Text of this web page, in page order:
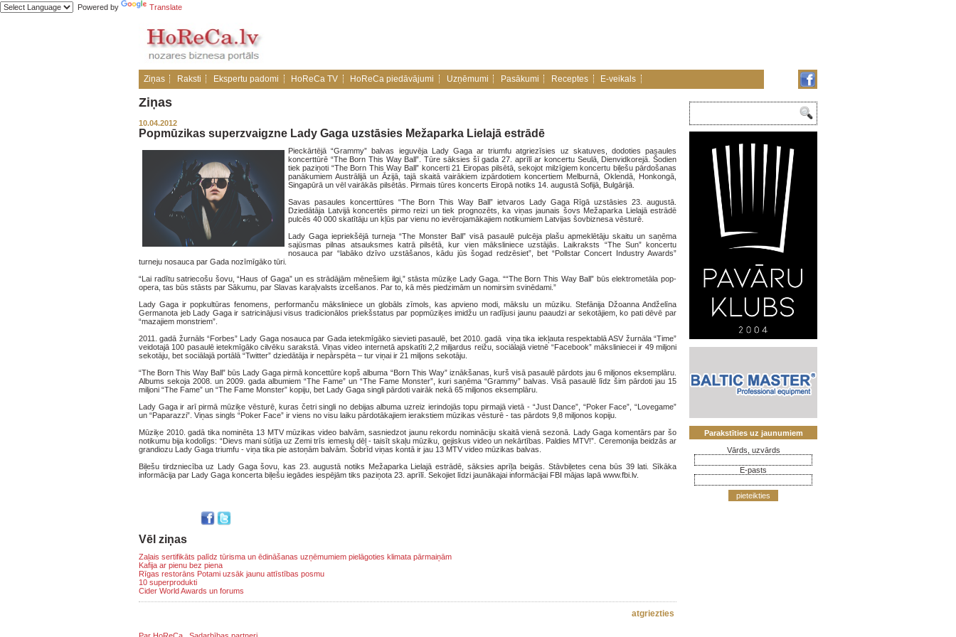
Powered by Translate
Ziņas Raksti Ekspertu padomi HoReCa TV HoReCa piedāvājumi Uzņēmumi Pasākumi Receptes E-veikals
Ziņas
10.04.2012
Popmūzikas superzvaigzne Lady Gaga uzstāsies Mežaparka Lielajā estrādē
Pieckārtējā “Grammy” balvas ieguvēja Lady Gaga ar triumfu atgriezīsies uz skatuves, dodoties pasaules
koncerttūrē “The Born This Way Ball”. Tūre sāksies šī gada 27. aprīlī ar koncertu Seulā, Dienvidkorejā. Šodien
tiek paziņoti “The Born This Way Ball” koncerti 21 Eiropas pilsētā, sekojot milzīgiem koncertu biļešu pārdošanas
panākumiem Austrālijā un Āzijā, tajā skaitā vairākiem izpārdotiem koncertiem Melburnā, Oklendā, Honkongā,
Singapūrā un vēl vairākās pilsētās. Pirmais tūres koncerts Eiropā notiks 14. augustā Sofijā, Bulgārijā.
Savas pasaules koncerttūres “The Born This Way Ball” ietvaros Lady Gaga Rīgā uzstāsies 23. augustā.
Dziedātāja Latvijā koncertēs pirmo reizi un tiek prognozēts, ka viņas jaunais šovs Mežaparka Lielajā estrādē
pulcēs 40 000 skatītāju un kļūs par vienu no ievērojamākajiem notikumiem Latvijas šovbiznesa vēsturē.
Lady Gaga iepriekšējā turneja “The Monster Ball” visā pasaulē pulcēja plašu apmeklētāju skaitu un saņēma
sajūsmas pilnas atsauksmes katrā pilsētā, kur vien māksliniece uzstājās. Laikraksts “The Sun” koncertu
nosauca par “labāko dzīvo uzstāšanos, kādu jūs šogad redzēsiet”, bet “Pollstar Concert Industry Awards”
turneju nosauca par Gada nozīmīgāko tūri.
“Lai radītu satriecošu šovu, “Haus of Gaga” un es strādājām mēnešiem ilgi,” stāsta mūziķe Lady Gaga. ““The Born This Way Ball” būs elektrometāla pop-
opera, tas būs stāsts par Sākumu, par Slavas karaļvalsts izcelšanos. Par to, kā mēs piedzimām un nomirsim svinēdami.”
Lady Gaga ir popkultūras fenomens, performanču māksliniece un globāls zīmols, kas apvieno modi, mākslu un mūziku. Stefānija Džoanna Andželīna
Germanota jeb Lady Gaga ir satricinājusi visus tradicionālos priekšstatus par popmūziķes imidžu un radījusi jaunu paaudzi ar sekotājiem, ko pati dēvē par
“mazajiem monstriem”.
2011. gadā žurnāls “Forbes” Lady Gaga nosauca par Gada ietekmīgāko sievieti pasaulē, bet 2010. gadā viņa tika iekļauta respektablā ASV žurnāla “Time”
veidotajā 100 pasaulē ietekmīgāko cilvēku sarakstā. Viņas video internetā apskatīti 2,2 miljardus reižu, sociālajā vietnē “Facebook” māksliniecei ir 49 miljoni
sekotāju, bet sociālajā portālā “Twitter” dziedātāja ir nepārspēta – tur viņai ir 21 miljons sekotāju.
“The Born This Way Ball” būs Lady Gaga pirmā koncettūre kopš albuma “Born This Way” iznākšanas, kurš visā pasaulē pārdots jau 6 miljonos eksemplāru.
Albums sekoja 2008. un 2009. gada albumiem “The Fame” un “The Fame Monster”, kuri saņēma “Grammy” balvas. Visā pasaulē līdz šim pārdoti jau 15
miljoni “The Fame” un “The Fame Monster” kopiju, bet Lady Gaga singli pārdoti vairāk nekā 65 miljonos eksemplāru.
Lady Gaga ir arī pirmā mūziķe vēsturē, kuras četri singli no debijas albuma uzreiz ierindojās topu pirmajā vietā - “Just Dance”, “Poker Face”, “Lovegame”
un “Paparazzi”. Viņas singls “Poker Face” ir viens no visu laiku pārdotākajiem ierakstiem mūzikas vēsturē - tas pārdots 9,8 miljonos kopiju.
Mūziķe 2010. gadā tika nominēta 13 MTV mūzikas video balvām, sasniedzot jaunu rekordu nomināciju skaitā vienā sezonā. Lady Gaga komentārs par šo
notikumu bija kodolīgs: “Dievs mani sūtīja uz Zemi trīs iemeslu dēļ - taisīt skaļu mūziku, gejiskus video un nekārtības. Paldies MTV!”. Ceremonija beidzās ar
grandiozu Lady Gaga triumfu - viņa tika pie astoņām balvām. Šobrīd viņas kontā ir jau 13 MTV video mūzikas balvas.
Biļešu tirdzniecība uz Lady Gaga šovu, kas 23. augustā notiks Mežaparka Lielajā estrādē, sāksies aprīļa beigās. Stāvbiļetes cena būs 39 lati. Sīkāka
informācija par Lady Gaga koncerta biļešu iegādes iespējām tiks paziņota 23. aprīlī. Sekojiet līdzi jaunākajai informācijai FBI mājas lapā www.fbi.lv.
Vēl ziņas
Zaļais sertifikāts palīdz tūrisma un ēdināšanas uzņēmumiem pielāgoties klimata pārmaiņām
Kafija ar pienu bez piena
Rīgas restorāns Potami uzsāk jaunu attīstības posmu
10 superprodukti
Cider World Awards un forums
atgriezties
Parakstīties uz jaunumiem
Vārds, uzvārds
E-pasts
pieteikties